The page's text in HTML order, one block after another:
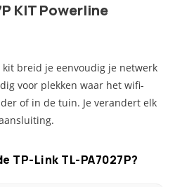
KIT Powerline
kit breid je eenvoudig je netwerk
voor plekken waar het wifi-
of in de tuin. Je verandert elk
TP-Link TL-PA7027P?